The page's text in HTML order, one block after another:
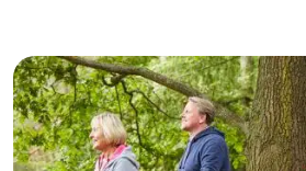
“MamaCafé Roermond:
nooit meer alleen te zijn”